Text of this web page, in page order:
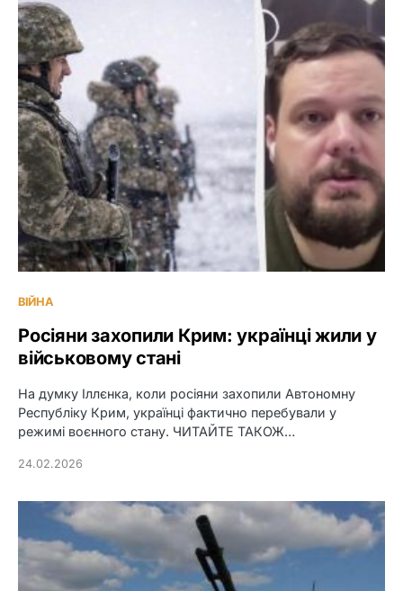
ВІЙНА
Росіяни захопили Крим: українці жили у
військовому стані
На думку Іллєнка, коли росіяни захопили Автономну
Республіку Крим, українці фактично перебували у
режимі воєнного стану. ЧИТАЙТЕ ТАКОЖ…
24.02.2026